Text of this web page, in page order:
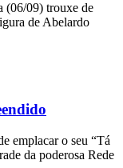
(06/09) trouxe de
de Abelardo
emplacar o seu “Tá
da poderosa Rede